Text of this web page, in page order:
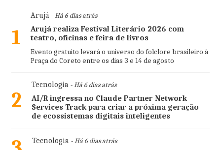
1
Arujá- Há 6 dias atrás
Arujá realiza Festival Literário 2026 com
teatro, oficinas e feira de livros
Evento gratuito levará o universo do folclore brasileiro à
Praça do Coreto entre os dias 3 e 14 de agosto
2
Tecnologia- Há 6 dias atrás
AI/R ingressa no Claude Partner Network
Services Track para criar a próxima geração
de ecossistemas digitais inteligentes
Tecnologia- Há 6 dias atrás